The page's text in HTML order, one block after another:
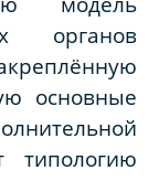
органов
основные
типологию